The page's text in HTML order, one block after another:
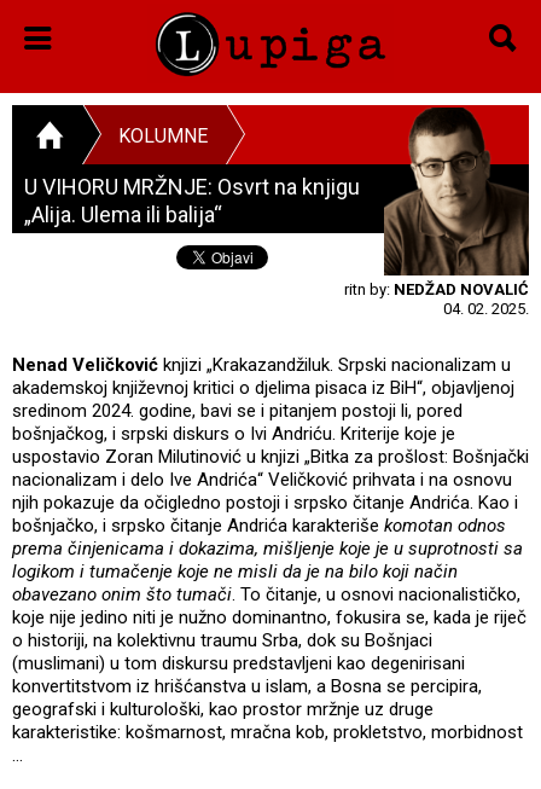
KOLUMNE
U VIHORU MRŽNJE: Osvrt na knjigu
„Alija. Ulema ili balija“
ritn by: NEDŽAD NOVALIĆ
04. 02. 2025.
Nenad Veličković knjizi „Krakazandžiluk. Srpski nacionalizam u
akademskoj književnoj kritici o djelima pisaca iz BiH“, objavljenoj
sredinom 2024. godine, bavi se i pitanjem postoji li, pored
bošnjačkog, i srpski diskurs o Ivi Andriću. Kriterije koje je
uspostavio Zoran Milutinović u knjizi „Bitka za prošlost: Bošnjački
nacionalizam i delo Ive Andrića“ Veličković prihvata i na osnovu
njih pokazuje da očigledno postoji i srpsko čitanje Andrića. Kao i
bošnjačko, i srpsko čitanje Andrića karakteriše komotan odnos
prema činjenicama i dokazima, mišljenje koje je u suprotnosti sa
logikom i tumačenje koje ne misli da je na bilo koji način
obavezano onim što tumači. To čitanje, u osnovi nacionalističko,
koje nije jedino niti je nužno dominantno, fokusira se, kada je riječ
o historiji, na kolektivnu traumu Srba, dok su Bošnjaci
(muslimani) u tom diskursu predstavljeni kao degenirisani
konvertitstvom iz hrišćanstva u islam, a Bosna se percipira,
geografski i kulturološki, kao prostor mržnje uz druge
karakteristike: košmarnost, mračna kob, prokletstvo, morbidnost
...